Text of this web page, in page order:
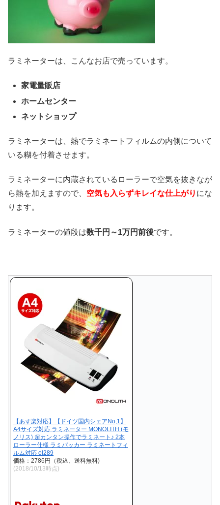
ラミネーターは、こんなお店で売っています。
家電量販店
ホームセンター
ネットショップ
ラミネーターは、熱でラミネートフィルムの内側について
いる糊を付着させます。
ラミネーターに内蔵されているローラーで空気を抜きなが
ら熱を加えますので、 空気も入らずキレイな仕上がり にな
ります。
ラミネーターの値段は数千円～1万円前後です。
【あす楽対応】【ドイツ国内シェアNo,1】
A4サイズ対応 ラミネーター MONOLITH (モ
ノリス) 超カンタン操作でラミネート♪ 2本
ローラー仕様 ラミパッカー ラミネートフィ
ルム対応 ol289
価格：2786円（税込、送料無料)
(2018/10/13時点)